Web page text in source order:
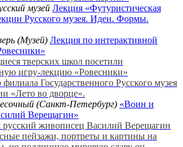
музей Лекция «Футуристическая
Русского музея. Идеи. Формы.
(Музей) Лекция по интерактивной
тверских школ посетили
игру-лекцию «Ровесники»
филиала Государственного Русского музея
«Лето во дворце».
(Санкт-Петербург) «Воин и
Верещагин»
живописец Василий Верещагин
пейзажи, портреты и картины на